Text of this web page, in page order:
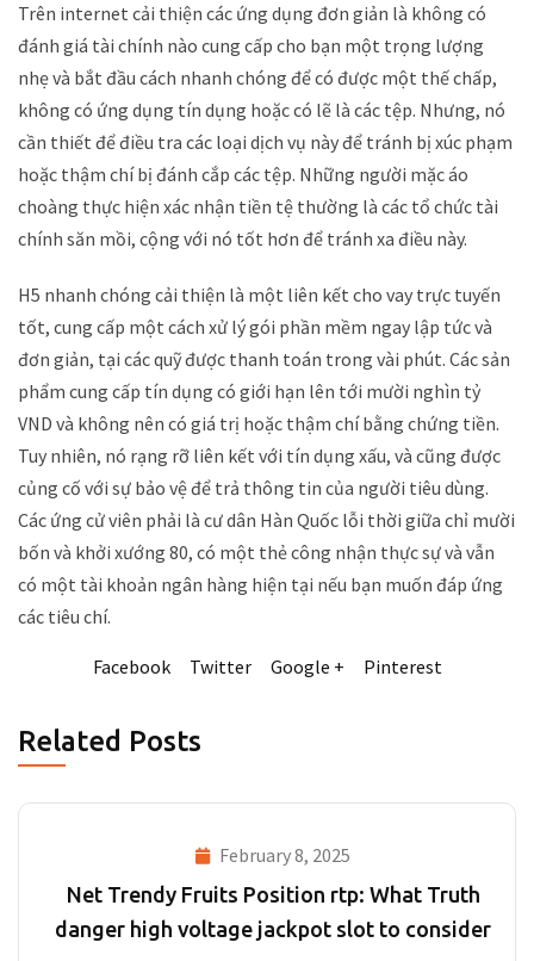
Trên internet cải thiện các ứng dụng đơn giản là không có
đánh giá tài chính nào cung cấp cho bạn một trọng lượng
nhẹ và bắt đầu cách nhanh chóng để có được một thế chấp,
không có ứng dụng tín dụng hoặc có lẽ là các tệp. Nhưng, nó
cần thiết để điều tra các loại dịch vụ này để tránh bị xúc phạm
hoặc thậm chí bị đánh cắp các tệp. Những người mặc áo
choàng thực hiện xác nhận tiền tệ thường là các tổ chức tài
chính săn mồi, cộng với nó tốt hơn để tránh xa điều này.
H5 nhanh chóng cải thiện là một liên kết cho vay trực tuyến
tốt, cung cấp một cách xử lý gói phần mềm ngay lập tức và
đơn giản, tại các quỹ được thanh toán trong vài phút. Các sản
phẩm cung cấp tín dụng có giới hạn lên tới mười nghìn tỷ
VND và không nên có giá trị hoặc thậm chí bằng chứng tiền.
Tuy nhiên, nó rạng rỡ liên kết với tín dụng xấu, và cũng được
củng cố với sự bảo vệ để trả thông tin của người tiêu dùng.
Các ứng cử viên phải là cư dân Hàn Quốc lỗi thời giữa chỉ mười
bốn và khởi xướng 80, có một thẻ công nhận thực sự và vẫn
có một tài khoản ngân hàng hiện tại nếu bạn muốn đáp ứng
các tiêu chí.
Facebook Twitter Google + Pinterest
Related Posts
February 8, 2025
Net Trendy Fruits Position rtp: What Truth
danger high voltage jackpot slot to consider